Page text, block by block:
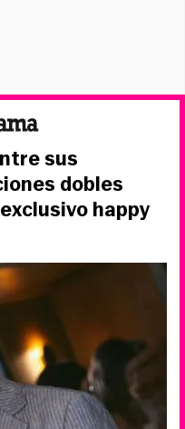
sus
dobles
happy